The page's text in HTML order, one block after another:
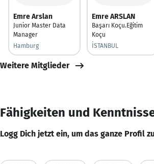
Emre Arslan
Junior Master Data
Manager
Hamburg
Emre ARSLAN
Başarı Koçu.Eğitim
Koçu
İSTANBUL
Weitere Mitglieder
Fähigkeiten und
Logg Dich jetzt ein, um das ganze Profil